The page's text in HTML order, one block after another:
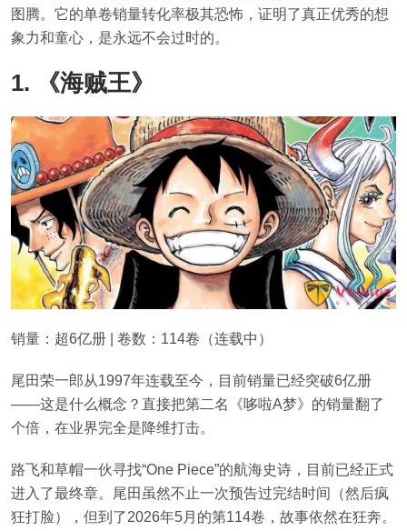
图腾。它的单卷销量转化率极其恐怖，证明了真正优秀的想
象力和童心，是永远不会过时的。
1. 《海贼王》
销量：超6亿册 | 卷数：114卷（连载中）
尾田荣一郎从1997年连载至今，目前销量已经突破6亿册
——这是什么概念？直接把第二名《哆啦A梦》的销量翻了
个倍，在业界完全是降维打击。
路飞和草帽一伙寻找“One Piece”的航海史诗，目前已经正式
进入了最终章。尾田虽然不止一次预告过完结时间（然后疯
狂打脸），但到了2026年5月的第114卷，故事依然在狂奔。